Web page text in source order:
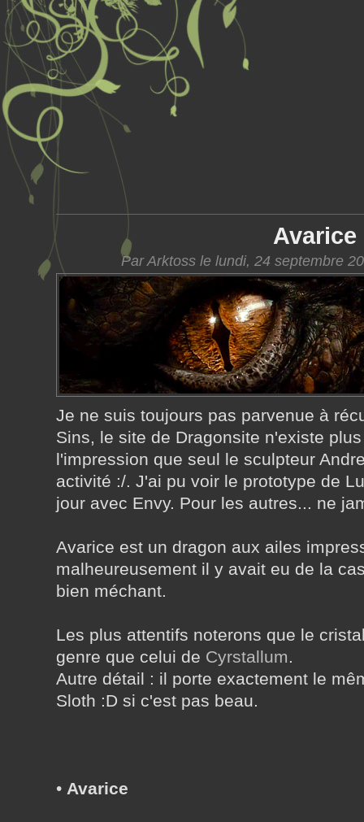
Avarice
Par Arktoss le lundi, 24 septembre
Je ne suis toujours pas parvenue à
Sins, le site de Dragonsite n'existe
l'impression que seul le sculpteur
activité :/. J'ai pu voir le prototype de
jour avec Envy. Pour les autres... ne
Avarice est un dragon aux ailes
malheureusement il y avait eu de la
bien méchant.
Les plus attentifs noterons que le
genre que celui de Cyrstallum.
Autre détail : il porte exactement le
Sloth :D si c'est pas beau.
• Avarice